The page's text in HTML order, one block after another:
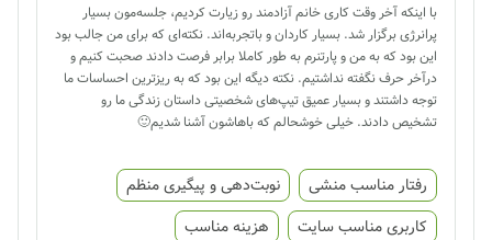
با اینکه آخر وقت کاری خانم آزادمند رو زیارت کردیم، جلسه‌مون بسیار
پرانرژی برگزار شد. بسیار کاردان و باتجربه‌اند. نکته‌ای که برای من جالب بود
این بود که به من و پارتنرم به طور کاملا برابر فرصت دادند صحبت کنیم و
درآخر حرف نگفته نداشتیم. نکته دیگه این بود که به ریزترین احساسات ما
توجه داشتند و بسیار عمیق تیپ‌های شخصیتی داستان زندگی ما رو
تشخیص دادند. خیلی خوشحالم که باهاشون آشنا شدیم🙂
رفتار مناسب منشی
نوبت‌دهی و پیگیری منظم
کاربری مناسب سایت
هزینه مناسب